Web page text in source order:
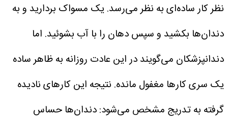
نظر کار ساده‌ای به نظر می‌رسد. یک مسواک بردارید و به
دندان‌ها بکشید و سپس دهان را با آب بشوئید. اما
دندانپزشکان می‌گویند در این عادت روزانه به ظاهر ساده
یک سری کارها مغفول مانده. نتیجه این کارهای نادیده
گرفته به تدریج مشخص می‌شود: دندان‌ها حساس